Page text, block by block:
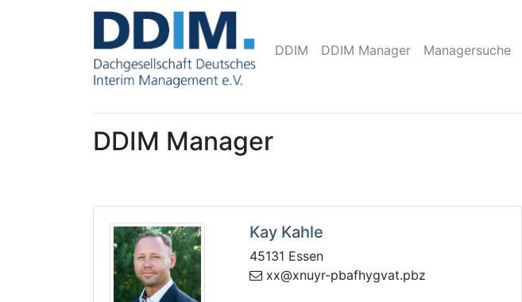
DDIM DDIM Manager Managersuche
DDIM Manager
Kay Kahle
45131 Essen
zbp.tavgyhfabp-r
yunx@xx